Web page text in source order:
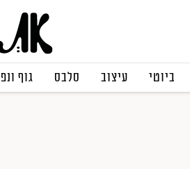
ביוטי עיצוב סלבס גוף